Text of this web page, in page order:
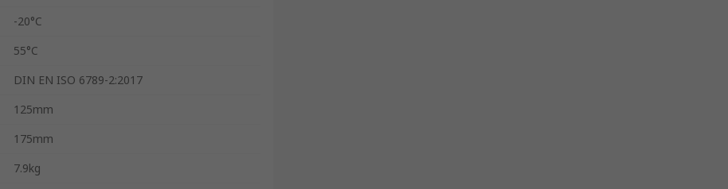
-20°C
55°C
DIN EN ISO 6789-2:2017
125mm
175mm
7.9kg